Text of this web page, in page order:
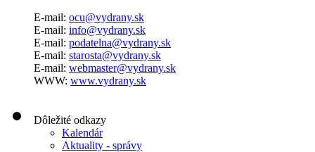
E-mail: ocu@vydrany.sk
E-mail: info@vydrany.sk
E-mail: podatelna@vydrany.sk
E-mail: starosta@vydrany.sk
E-mail: webmaster@vydrany.sk
WWW: www.vydrany.sk
Dôležité odkazy
Kalendár
Aktuality - správy